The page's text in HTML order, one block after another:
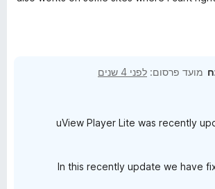
מועד פרסום: לפני 4 שנים
uView Player Lite was recently
In this recently update we have